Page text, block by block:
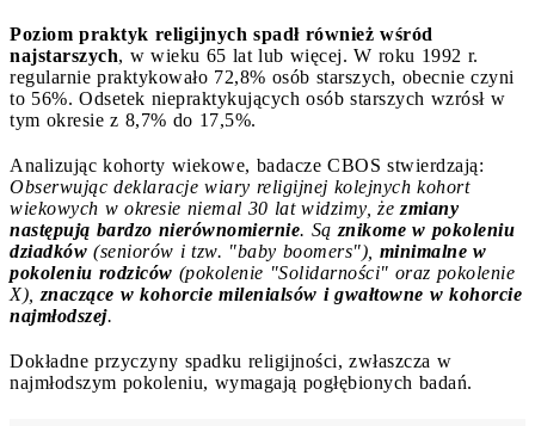
Poziom praktyk religijnych spadł również wśród
najstarszych, w wieku 65 lat lub więcej. W roku 1992 r.
regularnie praktykowało 72,8% osób starszych, obecnie czyni
to 56%. Odsetek niepraktykujących osób starszych wzrósł w
tym okresie z 8,7% do 17,5%.
Analizując kohorty wiekowe, badacze CBOS stwierdzają:
Obserwując deklaracje wiary religijnej kolejnych kohort
wiekowych w okresie niemal 30 lat widzimy, że zmiany
następują bardzo nierównomiernie. Są znikome w pokoleniu
dziadków (seniorów i tzw. "baby boomers"), minimalne w
pokoleniu rodziców (pokolenie "Solidarności" oraz pokolenie
X), znaczące w kohorcie milenialsów i gwałtowne w kohorcie
najmłodszej.
Dokładne przyczyny spadku religijności, zwłaszcza w
najmłodszym pokoleniu, wymagają pogłębionych badań.